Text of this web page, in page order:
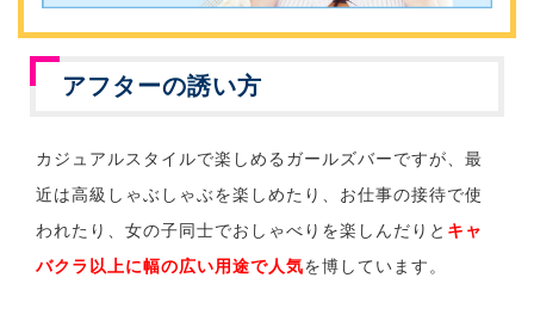
アフターの誘い方
カジュアルスタイルで楽しめるガールズバーですが、最
近は高級しゃぶしゃぶを楽しめたり、お仕事の接待で使
われたり、女の子同士でおしゃべりを楽しんだりと キャ
バクラ以上に幅の広い用途で人気を博しています。